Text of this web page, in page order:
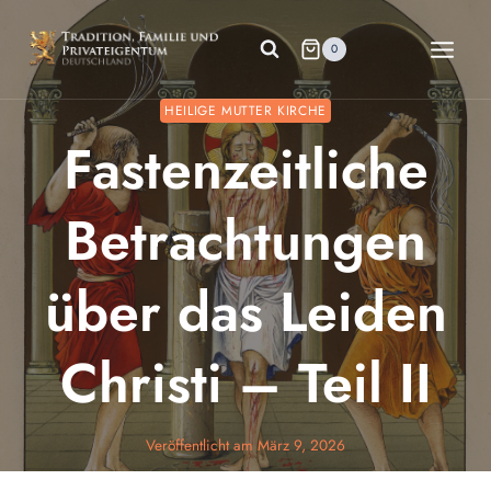
Inhalt
springen
0
HEILIGE MUTTER KIRCHE
Fastenzeitliche
Betrachtungen
über das Leiden
Christi – Teil II
Veröffentlicht amMärz 9, 2026